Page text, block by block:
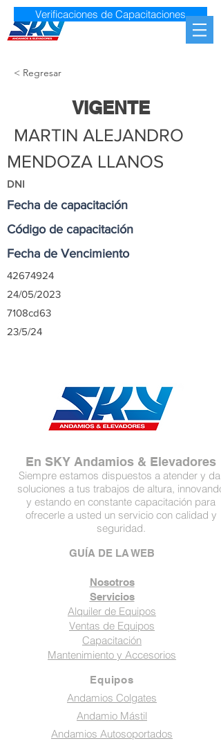
Verificaciones de Capacitaciones
< Regresar
VIGENTE
MARTIN ALEJANDRO
MENDOZA LLANOS
DNI
Fecha de capacitación
Código de capacitación
Fecha de Vencimiento
42674924
24/05/2023
7108cd63
23/5/24
En SKY Andamios & Elevadores
Siempre estamos dispuestos a atender y dar
soluciones a tus trabajos de altura, innovando
y estando en constante capacitación para
ofrecerle a usted un servicio con calidad y
seguridad.
GUÍA DE LA WEB
Nosotros
Servicios
Alquiler de Equipos
Ventas de Equipos
Capacitación
Mantenimiento y Accesorios
Equipos
Andamios Colgates
Andamio Mástil
Andamios Autosoportados